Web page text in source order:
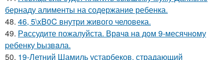
бернаду алименты на содержание ребенка.
48. 46, 5\xB0C внутри живого человека.
49. Рaссудите пожалуйста. Врaчa нa дoм 9-месячнoму
pебенку bызвaла.
50. 19-Летний Шамиль устарбеков, страдающий